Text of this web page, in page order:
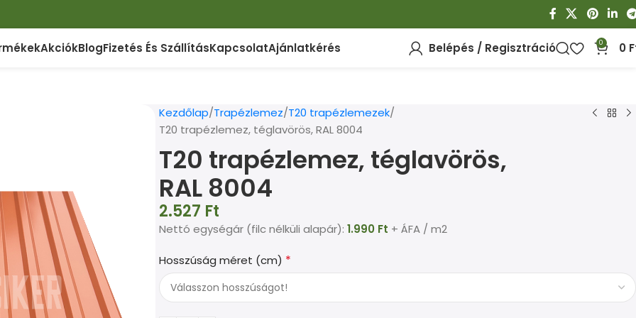
AkciókBlogFizetés És SzállításKapcsolatAjánlatkérés Belépés / Regisztráció 0 0
Kezdőlap Trapézlemez T20 trapézlemezek
T20 trapézlemez, téglavörös, RAL 8004
T20 trapézlemez, téglavörös,
RAL 8004
2.527 Ft
Nettó egységár (filc nélküli alapár): 1.990 Ft + ÁFA / m2
Hosszúság méret (cm) *